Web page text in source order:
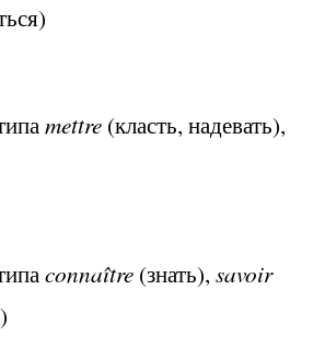
mettre (класть, надевать),
connaître (знать), savoir